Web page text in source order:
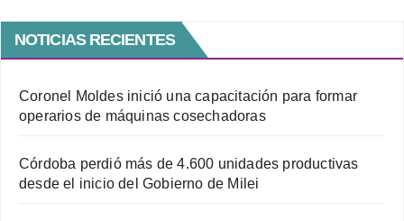
NOTICIAS RECIENTES
Coronel Moldes inició una capacitación para formar
operarios de máquinas cosechadoras
Córdoba perdió más de 4.600 unidades productivas
desde el inicio del Gobierno de Milei